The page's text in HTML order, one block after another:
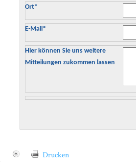
Ort*
E-Mail *
Hier können Sie uns weitere
Mitteilungen zukommen lassen
Drucken